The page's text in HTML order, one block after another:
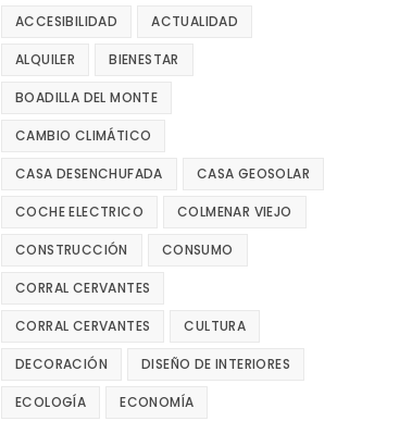
ACCESIBILIDAD ACTUALIDAD
ALQUILER BIENESTAR
BOADILLA DEL MONTE
CAMBIO CLIMÁTICO
CASA DESENCHUFADA CASA GEOSOLAR
COCHE ELECTRICO COLMENAR VIEJO
CONSTRUCCIÓN CONSUMO
CORRAL CERVANTES
CORRAL CERVANTES CULTURA
DECORACIÓN DISEÑO DE INTERIORES
ECOLOGÍA ECONOMÍA